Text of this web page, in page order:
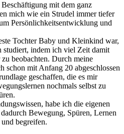
mit dem ganz
mich wie ein Strudel immer tiefer
Persönlichkeitsentwicklung und
Tochter Baby und Kleinkind war,
studiert, indem ich viel Zeit damit
beobachten. Durch meine
schon mit Anfang 20 abgeschlossen
geschaffen, die es mir
nochmals selbst zu
habe ich die eigenen
Bewegung, Spüren, Lernen
begreifen.